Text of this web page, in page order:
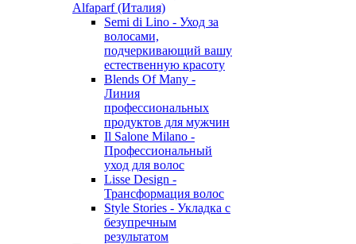
Alfaparf (Италия)
Semi di Lino - Уход за
волосами,
подчеркивающий вашу
естественную красоту
Blends Of Many -
Линия
профессиональных
продуктов для мужчин
Il Salone Milano -
Профессиональный
уход для волос
Lisse Design -
Трансформация волос
Style Stories - Укладка с
безупречным
результатом